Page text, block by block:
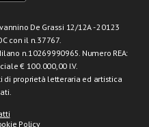
De Grassi 12/12A - 20123
con il n.37767.
n.10269990965. Numero REA:
€ 100.000,00 I.V.
di proprietà letteraria ed artistica
Policy